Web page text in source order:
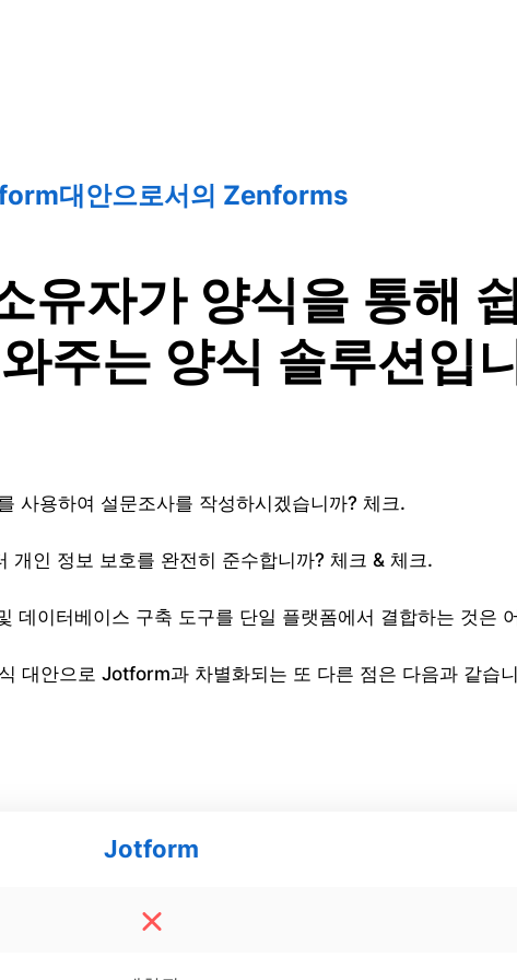
대안으로서의 Zenforms
자가 양식을 통해
주는 양식 솔루션입
사용하여 설문조사를 작성하시겠습니까? 체크.
개인 정보 보호를 완전히 준수합니까? 체크 & 체크.
데이터베이스 구축 도구를 단일 플랫폼에서 결합하는 것은
대안으로 Jotform과 차별화되는 또 다른 점은 다음과 같습
Jotform